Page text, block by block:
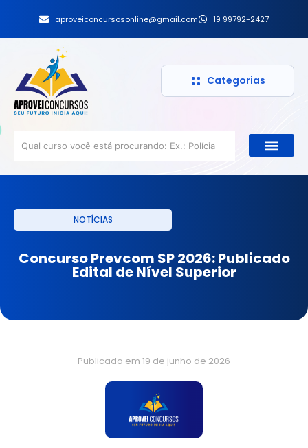
aproveiconcursosonline@gmail.com 19 99792-2427
Categorias
NOTÍCIAS
Concurso Prevcom SP 2026: Publicado
Edital de Nível Superior
Publicado em 19 de junho de 2026